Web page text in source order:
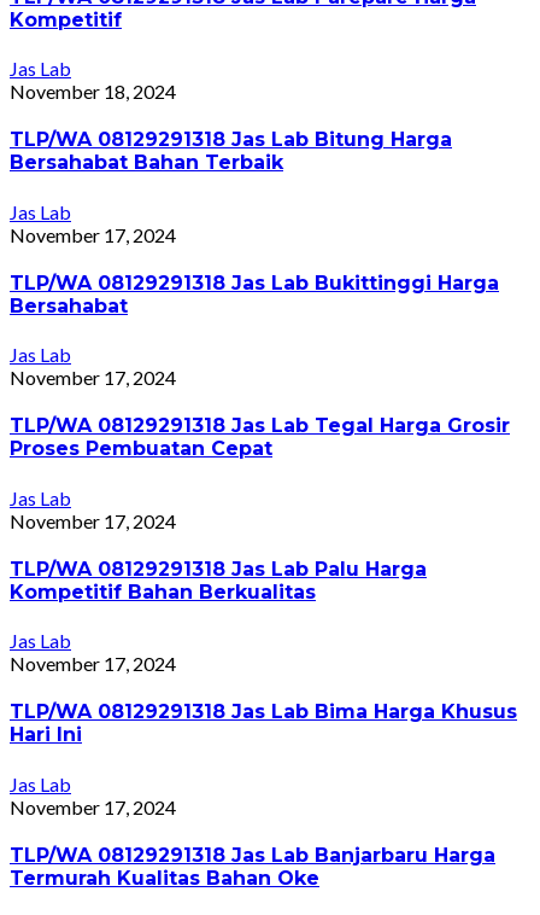
Kompetitif
Jas Lab
November 18, 2024
TLP/WA 08129291318 Jas Lab Bitung Harga
Bersahabat Bahan Terbaik
Jas Lab
November 17, 2024
TLP/WA 08129291318 Jas Lab Bukittinggi Harga
Bersahabat
Jas Lab
November 17, 2024
TLP/WA 08129291318 Jas Lab Tegal Harga Grosir
Proses Pembuatan Cepat
Jas Lab
November 17, 2024
TLP/WA 08129291318 Jas Lab Palu Harga
Kompetitif Bahan Berkualitas
Jas Lab
November 17, 2024
TLP/WA 08129291318 Jas Lab Bima Harga Khusus
Hari Ini
Jas Lab
November 17, 2024
TLP/WA 08129291318 Jas Lab Banjarbaru Harga
Termurah Kualitas Bahan Oke